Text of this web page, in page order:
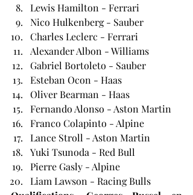
Lewis Hamilton - Ferrari
Nico Hulkenberg - Sauber
Charles Leclerc - Ferrari
Alexander Albon - Williams
Gabriel Bortoleto - Sauber
Esteban Ocon - Haas
Oliver Bearman - Haas
Fernando Alonso - Aston Martin
Franco Colapinto - Alpine
Lance Stroll - Aston Martin
Yuki Tsunoda - Red Bull
Pierre Gasly - Alpine
Liam Lawson - Racing Bulls